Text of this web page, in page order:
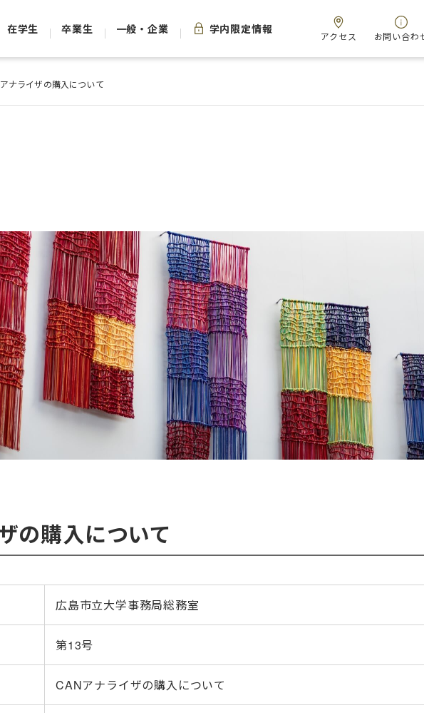
在学生 卒業生 一般・企業 学内限定情報
アクセス お問い合わ
ナライザの購入について
の購入について
広島市立大学事務局総務室
第13号
CANアナライザの購入について